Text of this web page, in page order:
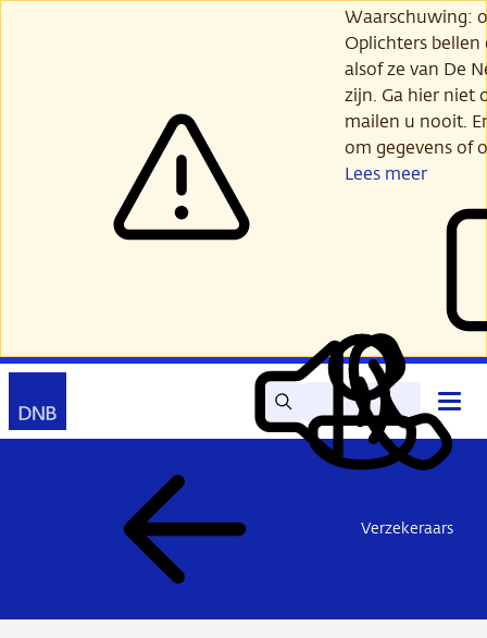
Waarschuwing:
Oplichters
alsof ze van De
zijn. Ga hier niet
mailen u nooit.
om gegevens of
Lees meer
Zoek Lees
voor
Mijn
DNB
Contact
Verzekeraars